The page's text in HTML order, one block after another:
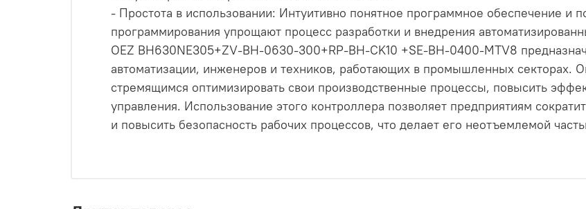
- Простота в использовании: Интуитивно понятное программное обеспечение и
программирования упрощают процесс разработки и внедрения
OEZ BH630NE305+ZV-BH-0630-300+RP-BH-CK10 +SE-BH-0400-MTV8
автоматизации, инженеров и техников, работающих в промышленных секторах.
стремящимся оптимизировать свои производственные процессы, повысить
управления. Использование этого контроллера позволяет предприятиям
и повысить безопасность рабочих процессов, что делает его неотъемлемой